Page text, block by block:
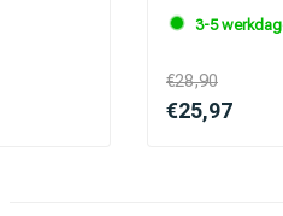
3-5
€28,90
€25,97